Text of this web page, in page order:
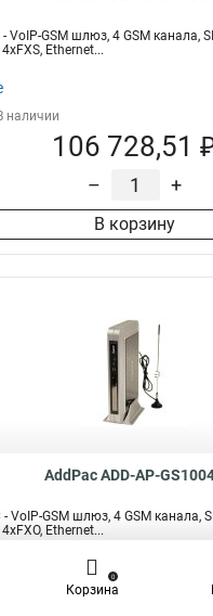
- VoIP-GSM шлюз, 4 GSM канала,
Ethernet...
наличии
106 728,51
– +
В корзину
AddPac ADD-AP-
- VoIP-GSM шлюз, 4 GSM канала,
Ethernet...
Корзина
0